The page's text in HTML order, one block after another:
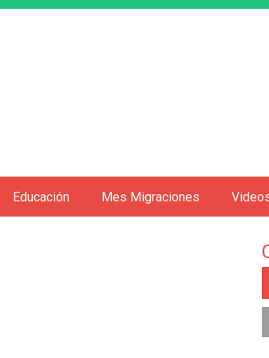
Educación Mes Migraciones